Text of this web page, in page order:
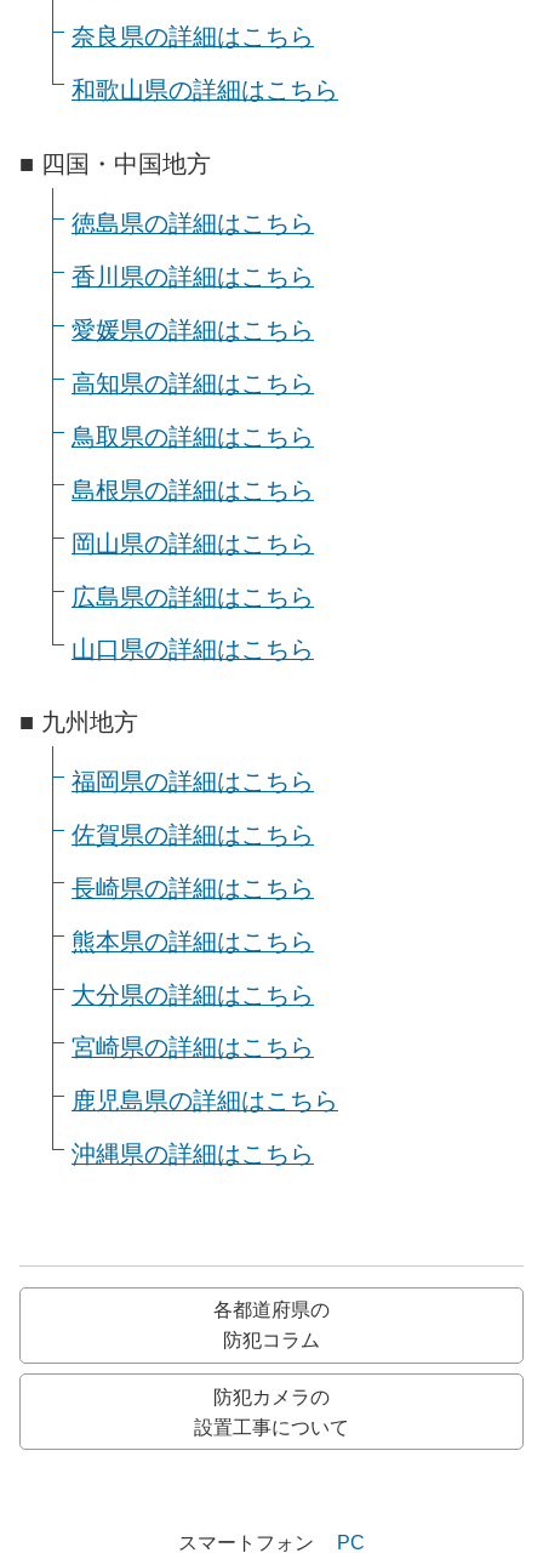
奈良県の詳細はこちら
和歌山県の詳細はこちら
■ 四国・中国地方
徳島県の詳細はこちら
香川県の詳細はこちら
愛媛県の詳細はこちら
高知県の詳細はこちら
鳥取県の詳細はこちら
島根県の詳細はこちら
岡山県の詳細はこちら
広島県の詳細はこちら
山口県の詳細はこちら
■ 九州地方
福岡県の詳細はこちら
佐賀県の詳細はこちら
長崎県の詳細はこちら
熊本県の詳細はこちら
大分県の詳細はこちら
宮崎県の詳細はこちら
鹿児島県の詳細はこちら
沖縄県の詳細はこちら
各都道府県の
防犯コラム
防犯カメラの
設置工事について
スマートフォン PC